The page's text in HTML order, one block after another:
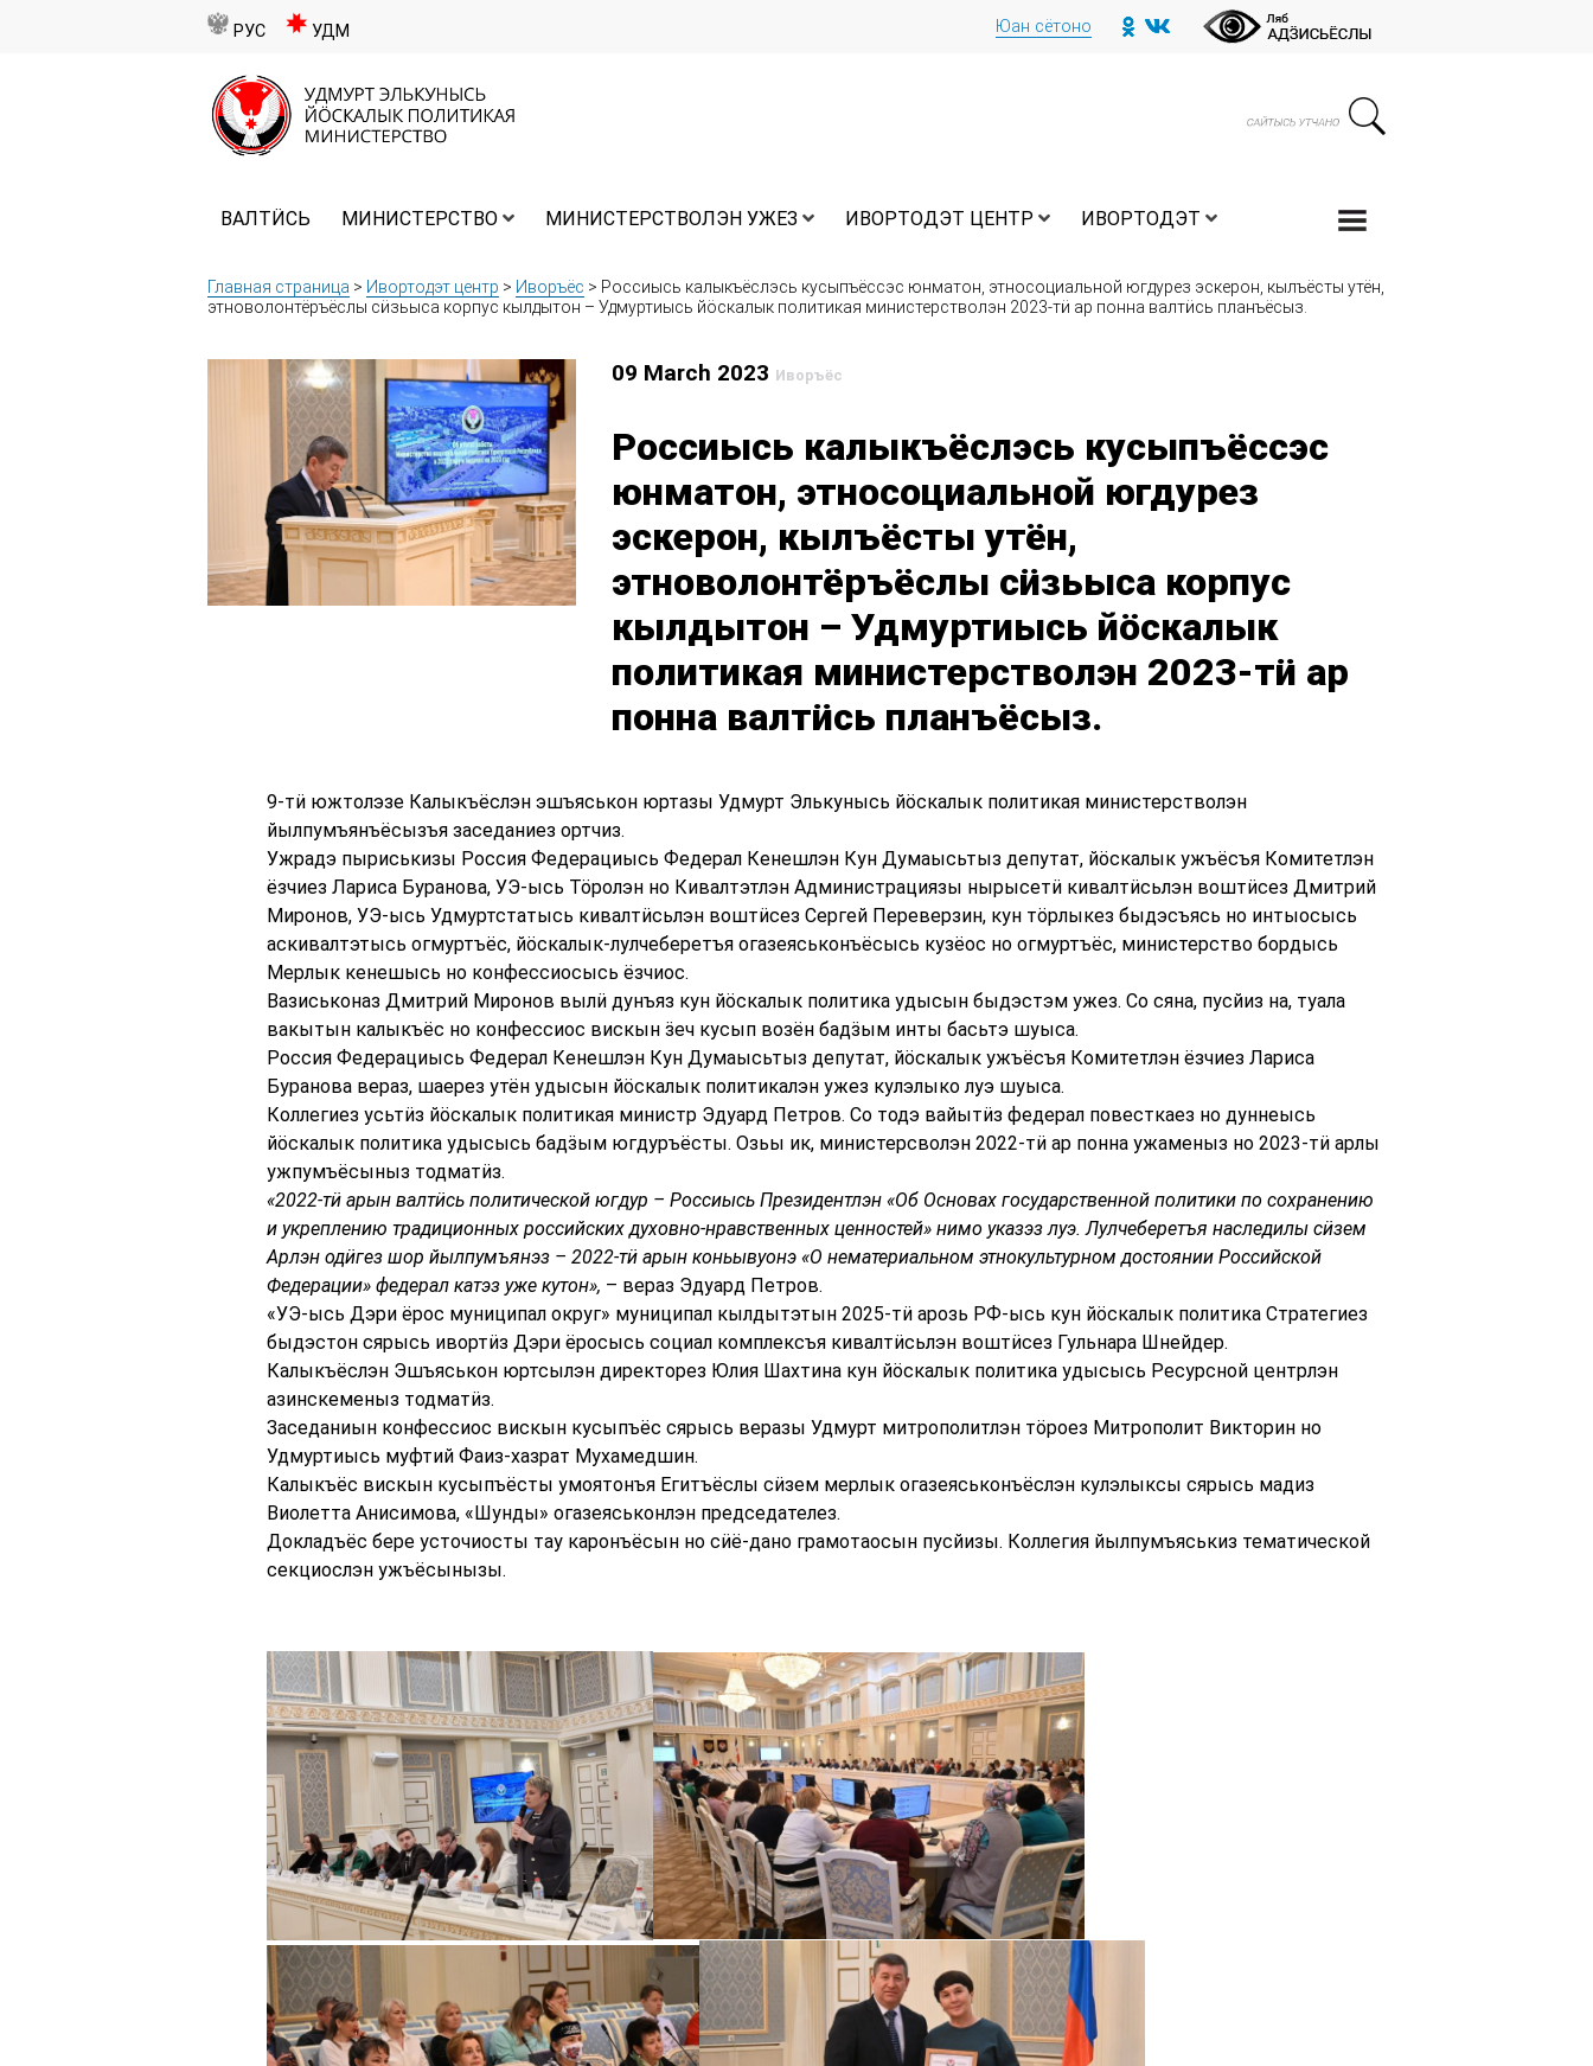
РУС УДМ Юан сётоно
ВАЛТӤСЬ МИНИСТЕРСТВО МИНИСТЕРСТВОЛЭН УЖЕЗ ИВОРТОДЭТ ЦЕНТР ИВОРТОДЭТ
Главная страница > Ивортодэт центр > Иворъёс > Россиысь калыкъёслэсь кусыпъёссэс юнматон, этносоциальной югдурез эскерон, кылъёсты утён,
этноволонтёръёслы сӥзьыса корпус кылдытон – Удмуртиысь йӧскалык политикая министерстволэн 2023-тӥ ар понна валтӥсь планъёсыз.
09 March 2023 Иворъёс
Россиысь калыкъёслэсь кусыпъёссэс
юнматон, этносоциальной югдурез
эскерон, кылъёсты утён,
этноволонтёръёслы сӥзьыса корпус
кылдытон – Удмуртиысь йӧскалык
политикая министерстволэн 2023-тӥ ар
понна валтӥсь планъёсыз.
9-тӥ южтолэзе Калыкъёслэн эшъяськон юртазы Удмурт Элькунысь йӧскалык политикая министерстволэн
йылпумъянъёсызъя заседаниез ортчиз.
Ужрадэ пыриськизы Россия Федерациысь Федерал Кенешлэн Кун Думаысьтыз депутат, йӧскалык ужъёсъя Комитетлэн
ёзчиез Лариса Буранова, УЭ-ысь Тӧролэн но Кивалтэтлэн Администрациязы нырысетӥ кивалтӥсьлэн воштӥсез Дмитрий
Миронов, УЭ-ысь Удмуртстатысь кивалтӥсьлэн воштӥсез Сергей Переверзин, кун тӧрлыкез быдэсъясь но интыосысь
аскивалтэтысь огмуртъёс, йӧскалык-лулчеберетъя огазеяськонъёсысь кузёос но огмуртъёс, министерство бордысь
Мерлык кенешысь но конфессиосысь ёзчиос.
Вазиськоназ Дмитрий Миронов вылӥ дунъяз кун йӧскалык политика удысын быдэстэм ужез. Со сяна, пусйиз на, туала
вакытын калыкъёс но конфессиос вискын ӟеч кусып возён бадӟым инты басьтэ шуыса.
Россия Федерациысь Федерал Кенешлэн Кун Думаысьтыз депутат, йӧскалык ужъёсъя Комитетлэн ёзчиез Лариса
Буранова вераз, шаерез утён удысын йӧскалык политикалэн ужез кулэлыко луэ шуыса.
Коллегиез усьтӥз йӧскалык политикая министр Эдуард Петров. Со тодэ вайытӥз федерал повесткаез но дуннеысь
йӧскалык политика удысысь бадӟым югдуръёсты. Озьы ик, министерсволэн 2022-тӥ ар понна ужаменыз но 2023-тӥ арлы
ужпумъёсыныз тодматӥз.
«2022-тӥ арын валтӥсь политической югдур – Россиысь Президентлэн «Об Основах государственной политики по сохранению
и укреплению традиционных российских духовно-нравственных ценностей» нимо указэз луэ. Лулчеберетъя наследилы сӥзем
Арлэн одӥгез шор йылпумъянэз – 2022-тӥ арын коньывуонэ «О нематериальном этнокультурном достоянии Российской
Федерации» федерал катэз уже кутон», – вераз Эдуард Петров.
«УЭ-ысь Дэри ёрос муниципал округ» муниципал кылдытэтын 2025-тӥ арозь РФ-ысь кун йӧскалык политика Стратегиез
быдэстон сярысь ивортӥз Дэри ёросысь социал комплексъя кивалтӥсьлэн воштӥсез Гульнара Шнейдер.
Калыкъёслэн Эшъяськон юртсылэн директорез Юлия Шахтина кун йӧскалык политика удысысь Ресурсной центрлэн
азинскеменыз тодматӥз.
Заседаниын конфессиос вискын кусыпъёс сярысь веразы Удмурт митрополитлэн тӧроез Митрополит Викторин но
Удмуртиысь муфтий Фаиз-хазрат Мухамедшин.
Калыкъёс вискын кусыпъёсты умоятонъя Егитъёслы сӥзем мерлык огазеяськонъёслэн кулэлыксы сярысь мадиз
Виолетта Анисимова, «Шунды» огазеяськонлэн председателез.
Докладъёс бере усточиосты тау каронъёсын но сӥё-дано грамотаосын пусйизы. Коллегия йылпумъяськиз тематической
секциослэн ужъёсынызы.